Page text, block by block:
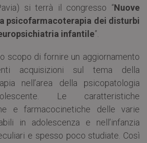
si terrà il congresso “Nuove
psicofarmacoterapia dei disturbi
infantile”.
scopo di fornire un aggiornamento
acquisizioni sul tema della
nell’area della psicopatologia
Le caratteristiche
e farmacocinetiche delle varie
in adolescenza e nell’infanzia
e spesso poco studiate. Così